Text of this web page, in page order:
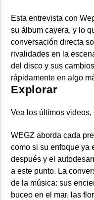
Esta entrevista con
su álbum cayera, y lo
conversación directa
rivalidades en la
del disco y sus
rápidamente en algo
Explorar
Vea los últimos
WEGZ aborda cada
como si su enfoque ya
después y el
a este punto. La
de la música: sus
buceo en el mar, las